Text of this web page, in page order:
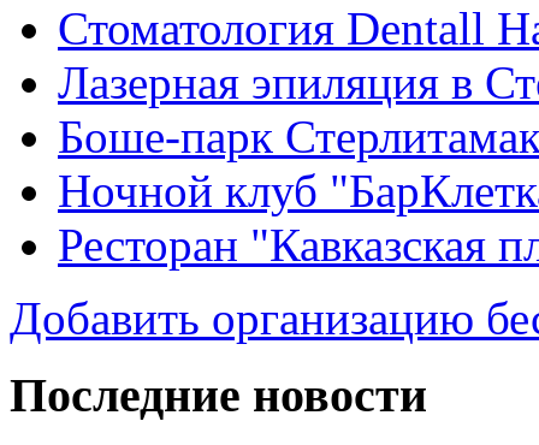
Стоматология Dentall
Лазерная эпиляция в
Боше-парк
Ночной клуб
Ресторан "Кавказская
Добавить организацию
Последние новости